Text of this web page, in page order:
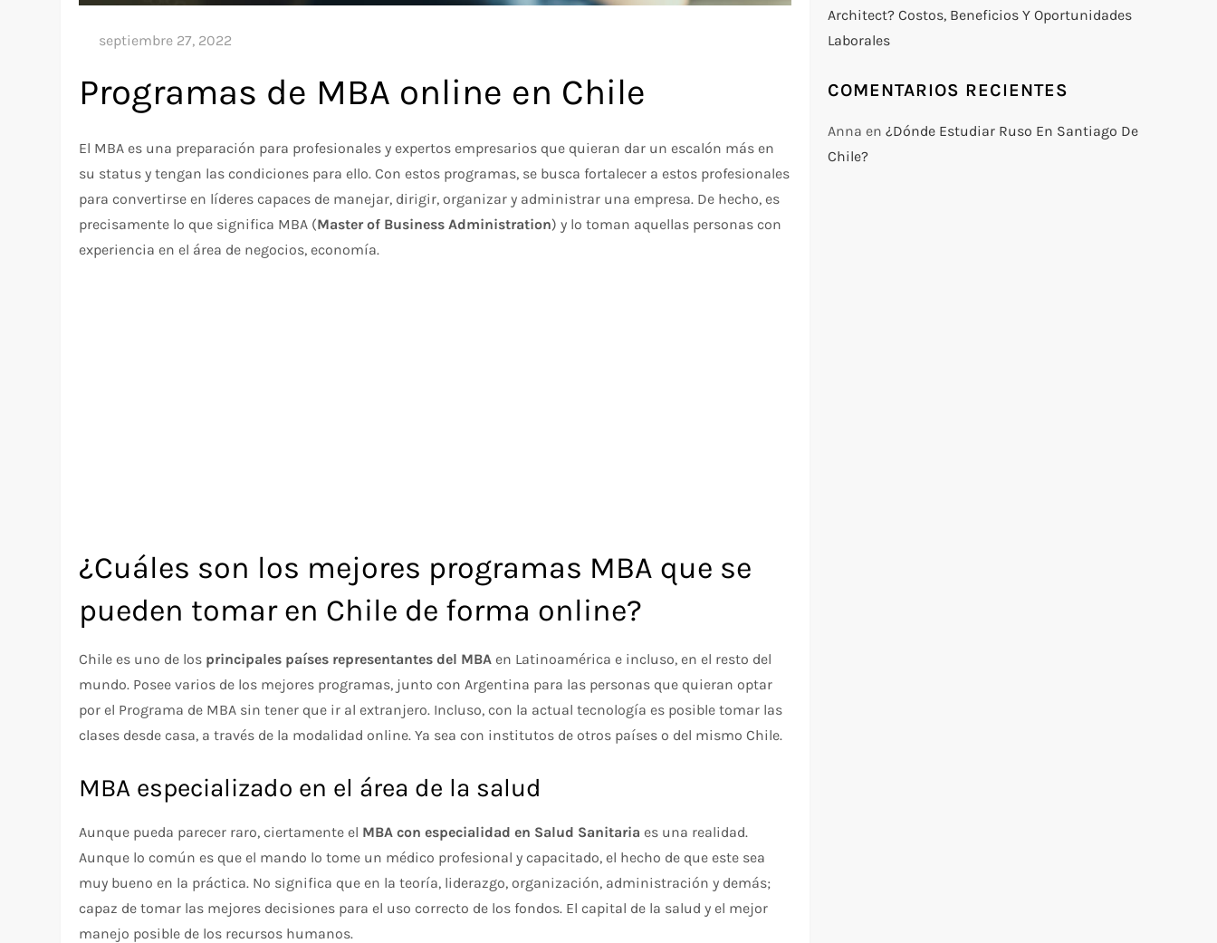
Programas de MBA online en Chile
El MBA es una preparación para profesionales y expertos empresarios que quieran dar un escalón más en
su status y tengan las condiciones para ello. Con estos programas, se busca fortalecer a estos profesionales
para convertirse en líderes capaces de manejar, dirigir, organizar y administrar una empresa. De hecho, es
precisamente lo que significa MBA (Master of Business Administration) y lo toman aquellas personas con
experiencia en el área de negocios, economía.
¿Cuáles son los mejores programas MBA que se
pueden tomar en Chile de forma online?
Chile es uno de los principales países representantes del MBA en Latinoamérica e incluso, en el resto del
mundo. Posee varios de los mejores programas, junto con Argentina para las personas que quieran optar
por el Programa de MBA sin tener que ir al extranjero. Incluso, con la actual tecnología es posible tomar las
clases desde casa, a través de la modalidad online. Ya sea con institutos de otros países o del mismo Chile.
MBA especializado en el área de la salud
Aunque pueda parecer raro, ciertamente el MBA con especialidad en Salud Sanitaria es una realidad.
Aunque lo común es que el mando lo tome un médico profesional y capacitado, el hecho de que este sea
muy bueno en la práctica. No significa que en la teoría, liderazgo, organización, administración y demás;
capaz de tomar las mejores decisiones para el uso correcto de los fondos. El capital de la salud y el mejor
manejo posible de los recursos humanos.
Architect? Costos, Beneficios Y Oportunidades
Laborales
COMENTARIOS RECIENTES
Anna en ¿Dónde Estudiar Ruso En Santiago De
Chile?